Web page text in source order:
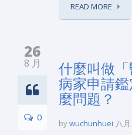
READ MORE
26
8 月
0
什麼叫做
病家申請
麼問題？
bywuchunhuei 八